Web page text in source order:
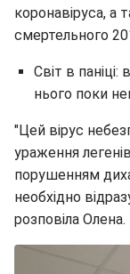
коронавіруса, а
смертельного
Світ в
нього поки
"Цей вірус
ураження
порушенням
необхідно
розповіла Олена.